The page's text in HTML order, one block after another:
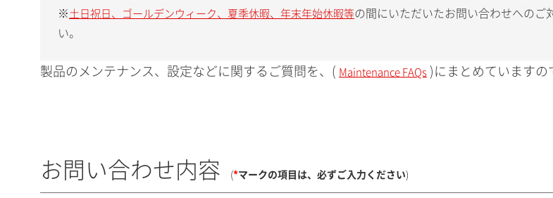
※ 土日祝日、ゴールデンウィーク、夏季休暇、年末年始休暇等の間にいただいたお問い合わせへのご
い。
製品のメンテナンス、設定などに関するご質問を、( Maintenance FAQs )にまとめていますの
お問い合わせ内容 (*マークの項目は、必ずご入力ください)